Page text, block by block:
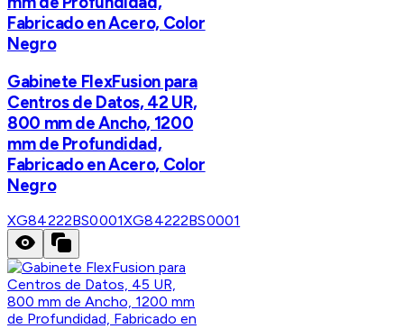
Fabricado en Acero, Color
Negro
Gabinete FlexFusion para
Centros de Datos, 42 UR,
800 mm de Ancho, 1200
mm de Profundidad,
Fabricado en Acero, Color
Negro
XG84222BS0001XG84222BS0001